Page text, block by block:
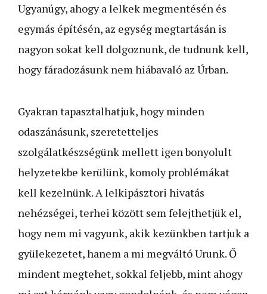
Ugyanúgy, ahogy a lelkek megmentésén és
egymás építésén, az egység megtartásán is
nagyon sokat kell dolgoznunk, de tudnunk kell,
hogy fáradozásunk nem hiábavaló az Úrban.
Gyakran tapasztalhatjuk, hogy minden
odaszánásunk, szeretetteljes
szolgálatkészségünk mellett igen bonyolult
helyzetekbe kerülünk, komoly problémákat
kell kezelnünk. A lelkipásztori hivatás
nehézségei, terhei között sem felejthetjük el,
hogy nem mi vagyunk, akik kezünkben tartjuk a
gyülekezetet, hanem a mi megváltó Urunk. Ő
mindent megtehet, sokkal feljebb, mint ahogy